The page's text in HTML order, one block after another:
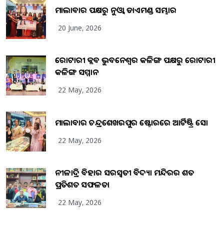
ମାଲାବାର ପକ୍ଷରୁ ନୁଓ୍ବା ଡାଏମଣ୍ଡ ସମ୍ଭାର
20 June, 2026
ରୋଟାରୀ କ୍ଲବ ଭୁବନେଶ୍ୱର କଳିଙ୍ଗ ପକ୍ଷରୁ ରୋଟାରୀ
କଳିଙ୍ଗ ସମ୍ମାନ
22 May, 2026
ମାଲାବାର ଚନ୍ଦ୍ରଶେଖରପୁର ଷ୍ଟୋରରେ ଆର୍ଟିଷ୍ଟ୍ରି ସୋ
22 May, 2026
ନୀଳାଦ୍ରି ବିହାର ସରସ୍ୱତୀ ବିଦ୍ୟା ମନ୍ଦିରର ଶତ
ପ୍ରତିଶତ ସଫଳତା
22 May, 2026